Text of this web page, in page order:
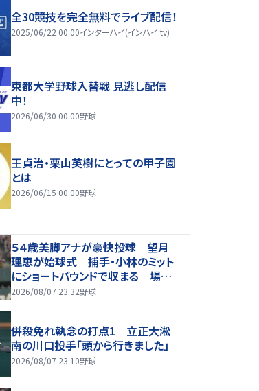
全30競技を完全無料でライブ配信！
2025/06/22 00:00インターハイ(インハイ.tv)
東都大学野球入替戦 見逃し配信
中！
2026/06/30 00:00野球
王貞治・栗山英樹にとっての甲子園
とは
2026/06/15 00:00野球
５４歳美脚アナが豪快投球 望月
理恵が始球式 捕手・小林のミット
にショートバウンドで収まる 場内
歓声
2026/08/07 23:32野球
併殺免れ執念の打点1 立正大淞
南の川口投手「頭から行きました」
2026/08/07 23:10野球